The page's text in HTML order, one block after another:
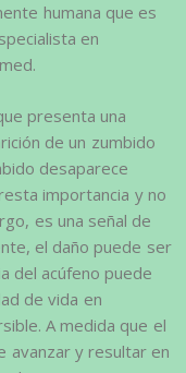
humana que es
en
presenta una
de un zumbido
desaparece
importancia y no
es una señal de
el daño puede ser
del acúfeno puede
de vida en
A medida que el
avanzar y resultar en